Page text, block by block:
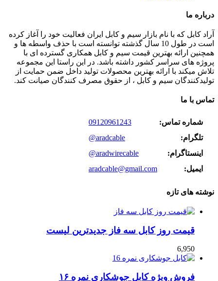
درباره ما
آراد کابل که با نام بازار سیم و کابل ایران فعالیت خود را آغاز کرده
است در طول 10 سال گذشته توانسته است با حذف واسطه ها و
همچنین ارائه بهترین قیمت سیم و کابل همکاری گسترده ای با
پروژه های سراسر کشور داشته باشد. در این راستا این مجموعه
تلاش میکند با ارائه بهترین محصولات تولید داخل ضمن حمایت از
تولیدکنندگان سیم و کابل ، از حقوق مصرف کنندگان صیانت کند.
تماس با ما
شماره تماس:
09120961243
تلگرام:
@aradcable
اینستاگرام:
@aradwirecable
ایمیل:
aradcable@gmail.com
نوشته های تازه
قیمت روز کابل سه فاز جدیدترین لیست
6,950
فروش ویژه کابل جوشکاری نمره ۱۶